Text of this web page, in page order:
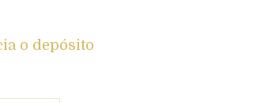
o depósito